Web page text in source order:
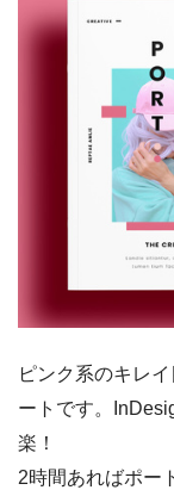
ピンク系のキレ
ートです。
楽！
2時間あればポー